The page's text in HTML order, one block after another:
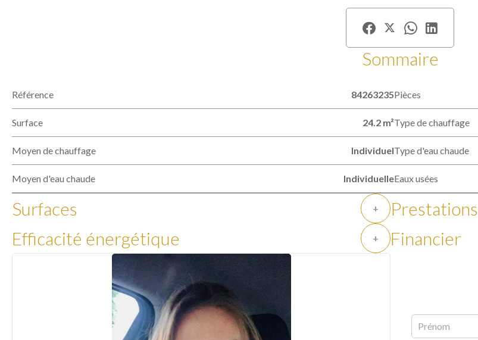
Sommaire
Référence 84263235Pièces
Surface 24.2 m²Type de chauffage
Moyen de chauffage IndividuelType d'eau chaude
Moyen d'eau chaude IndividuelleEaux usées
Surfaces + Prestations
Efficacité énergétique + Financier